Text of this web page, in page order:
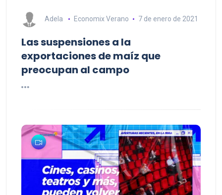
Adela Economix Verano 7 de enero de 2021
Las suspensiones a la
exportaciones de maíz que
preocupan al campo